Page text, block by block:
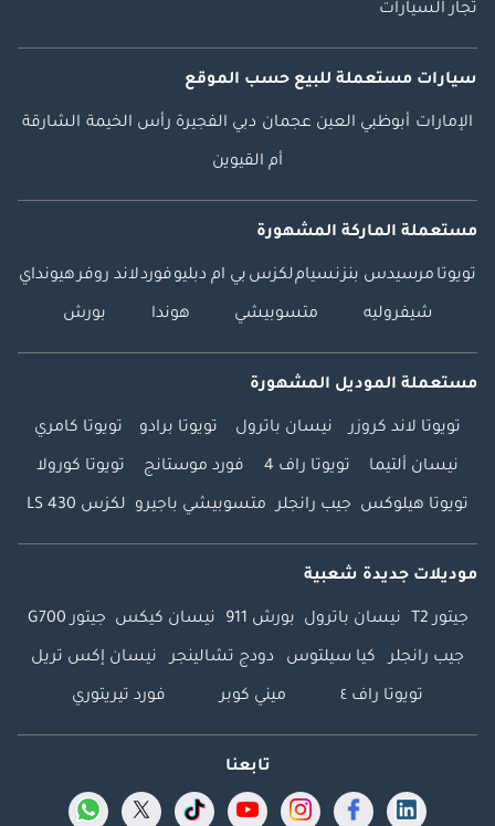
تجار السيارات
سيارات مستعملة للبيع حسب الموقع
الإمارات أبوظبي العين عجمان دبي الفجيرة رأس الخيمة الشارقة
أم القيوين
مستعملة الماركة المشهورة
تويوتا مرسيدس بنزنسياملكزس بي ام دبليوفوردلاند روفرهيونداي
شيفروليه متسوبيشي هوندا بورش
مستعملة الموديل المشهورة
تويوتا لاند كروزر نيسان باترول تويوتا برادو تويوتا كامري
نيسان ألتيما تويوتا راف 4 فورد موستانج تويوتا كورولا
تويوتا هيلوكس جيب رانجلر متسوبيشي باجيرو لكزس LS 430
موديلات جديدة شعبية
جيتور T2 نيسان باترول بورش 911 نيسان كيكس جيتور G700
جيب رانجلر كيا سيلتوس دودج تشالينجر نيسان إكس تريل
تويوتا راف ٤ ميني كوبر فورد تيريتوري
تابعنا